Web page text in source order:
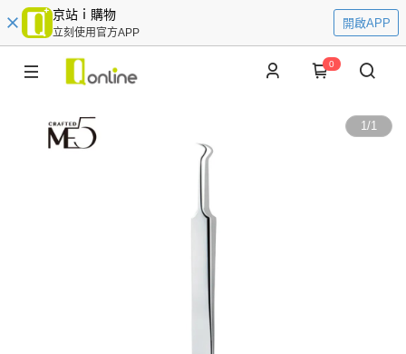
京站ｉ購物
立刻使用官方APP
開啟APP
0
1/1